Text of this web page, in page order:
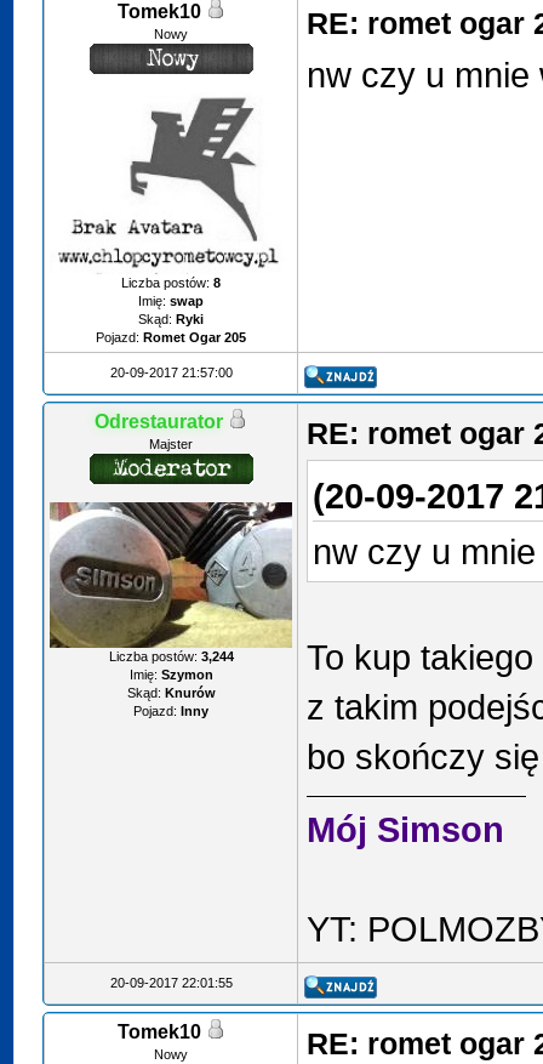
Tomek10
Nowy
Liczba postów:8
Imię: swap
Skąd: Ryki
Pojazd: Romet Ogar 205
RE: romet ogar
nw czy u mnie
20-09-2017 21:57:00
Odrestaurator
Majster
Liczba postów: 3,244
Imię: Szymon
Skąd: Knurów
Pojazd: Inny
RE: romet ogar
(20-09-2017
nw czy u
To kup
z takim
bo skończy
Mój Simson
YT:
20-09-2017 22:01:55
Tomek10
Nowy RE: romet ogar